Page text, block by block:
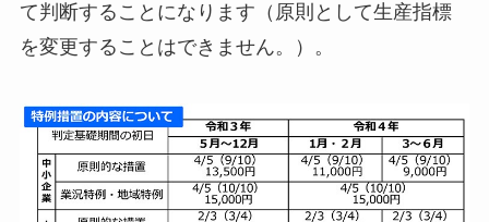
て判断することになります（原則として生産指標
を変更することはできません。）。